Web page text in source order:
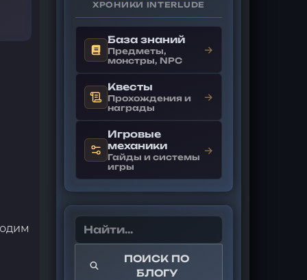
ХРОНИКИ INTERLUDE
База знаний
Предметы,
монстры, NPC
→
Квесты
Прохождения и
награды
→
Игровые
механики
Гайды и системы
игры
→
ПОИСК ПО
БЛОГУ